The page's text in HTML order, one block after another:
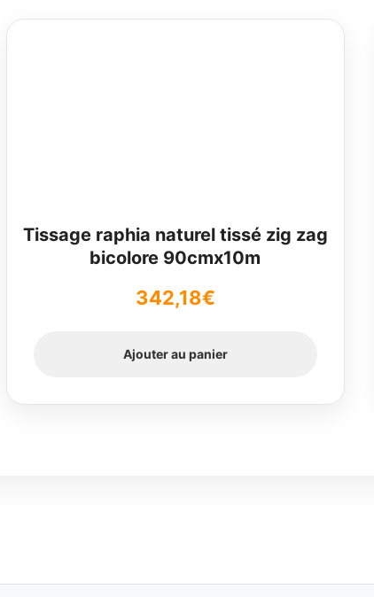
Tissage raphia naturel tissé zig zag
bicolore 90cmx10m
342,18€
Ajouter au panier